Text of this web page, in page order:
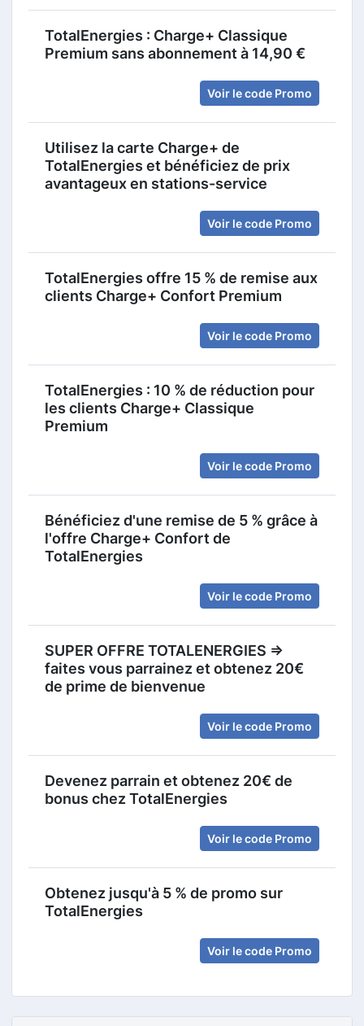
TotalEnergies : Charge+ Classique
Premium sans abonnement à 14,90 €
Voir le code Promo
Utilisez la carte Charge+ de
TotalEnergies et bénéficiez de prix
avantageux en stations-service
Voir le code Promo
TotalEnergies offre 15 % de remise aux
clients Charge+ Confort Premium
Voir le code Promo
TotalEnergies : 10 % de réduction pour
les clients Charge+ Classique
Premium
Voir le code Promo
Bénéficiez d'une remise de 5 % grâce à
l'offre Charge+ Confort de
TotalEnergies
Voir le code Promo
SUPER OFFRE TOTALENERGIES =>
faites vous parrainez et obtenez 20€
de prime de bienvenue
Voir le code Promo
Devenez parrain et obtenez 20€ de
bonus chez TotalEnergies
Voir le code Promo
Obtenez jusqu'à 5 % de promo sur
TotalEnergies
Voir le code Promo